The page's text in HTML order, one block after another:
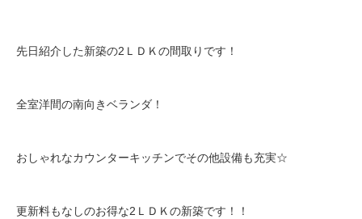
先日紹介した新築の2ＬＤＫの間取りです！
全室洋間の南向きベランダ！
おしゃれなカウンターキッチンでその他設備も充実☆
更新料もなしのお得な2ＬＤＫの新築です！！